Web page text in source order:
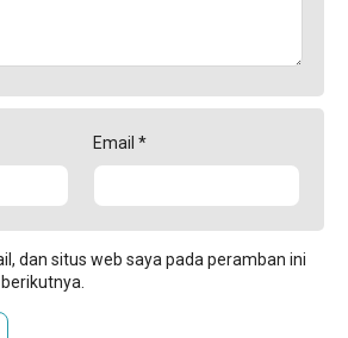
Email *
dan situs web saya pada peramban ini